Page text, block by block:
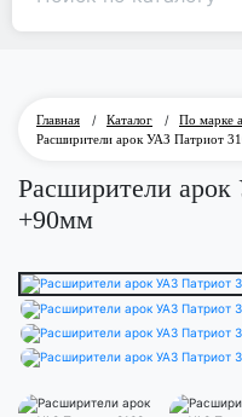
Главная / Каталог / По марке
Расширители арок УАЗ Патриот
Расширители
+90мм